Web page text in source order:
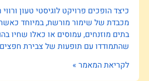
כיצד הופכים פרויקט לוגיסטי טעון
מכבדת של שימור מורשת, במיוחד
בתים מוזנחים, עמוסים או כאלו שחיו
שהתמודדו עם תופעות של צבירת חפצים
לקריאת המאמר »